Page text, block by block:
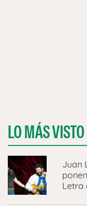
LO MÁS VISTO
Juan
Letra